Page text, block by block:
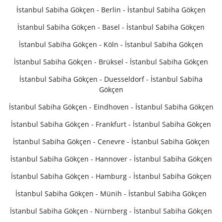
İstanbul Sabiha Gökçen - Berlin - İstanbul Sabiha Gökçen
İstanbul Sabiha Gökçen - Basel - İstanbul Sabiha Gökçen
İstanbul Sabiha Gökçen - Köln - İstanbul Sabiha Gökçen
İstanbul Sabiha Gökçen - Brüksel - İstanbul Sabiha Gökçen
İstanbul Sabiha Gökçen - Duesseldorf - İstanbul Sabiha
Gökçen
İstanbul Sabiha Gökçen - Eindhoven - İstanbul Sabiha Gökçen
İstanbul Sabiha Gökçen - Frankfurt - İstanbul Sabiha Gökçen
İstanbul Sabiha Gökçen - Cenevre - İstanbul Sabiha Gökçen
İstanbul Sabiha Gökçen - Hannover - İstanbul Sabiha Gökçen
İstanbul Sabiha Gökçen - Hamburg - İstanbul Sabiha Gökçen
İstanbul Sabiha Gökçen - Münih - İstanbul Sabiha Gökçen
İstanbul Sabiha Gökçen - Nürnberg - İstanbul Sabiha Gökçen